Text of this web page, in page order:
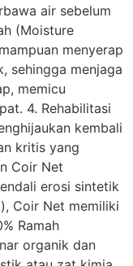
air sebelum
(Moisture
menyerap
sehingga menjaga
memicu
4. Rehabilitasi
kembali
kritis yang
Coir Net
erosi sintetik
Coir Net memiliki
Ramah
organik dan